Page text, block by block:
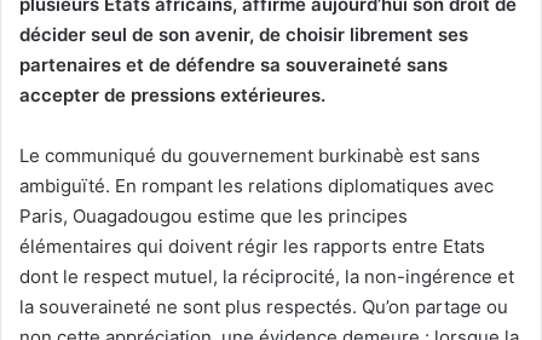
plusieurs Etats africains, affirme aujourd’hui son droit de
décider seul de son avenir, de choisir librement ses
partenaires et de défendre sa souveraineté sans
accepter de pressions extérieures.
Le communiqué du gouvernement burkinabè est sans
ambiguïté. En rompant les relations diplomatiques avec
Paris, Ouagadougou estime que les principes
élémentaires qui doivent régir les rapports entre Etats
dont le respect mutuel, la réciprocité, la non-ingérence et
la souveraineté ne sont plus respectés. Qu’on partage ou